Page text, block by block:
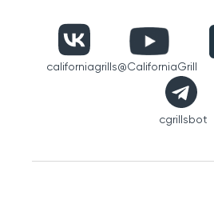
californiagrills@CaliforniaGrill
cgrillsbot